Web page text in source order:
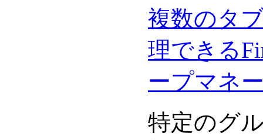
複数のタ
理できる
ープマネ
特定のグ